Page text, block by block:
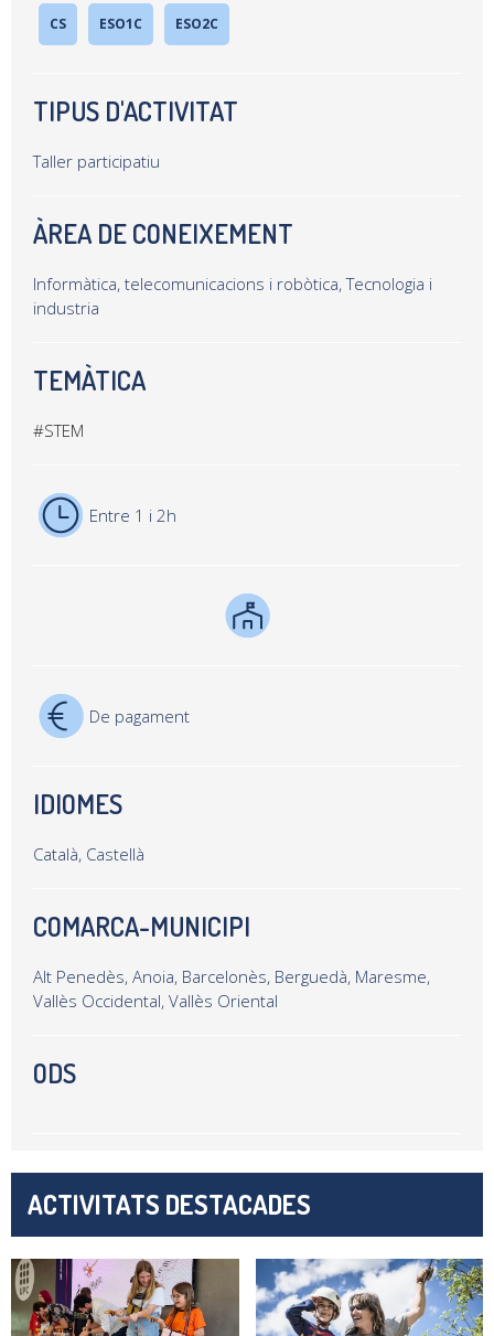
CS ESO1C ESO2C
TIPUS D'ACTIVITAT
Taller participatiu
ÀREA DE CONEIXEMENT
Informàtica, telecomunicacions i robòtica, Tecnologia i
industria
TEMÀTICA
#STEM
Entre 1 i 2h
De pagament
IDIOMES
Català, Castellà
COMARCA-MUNICIPI
Alt Penedès, Anoia, Barcelonès, Berguedà, Maresme,
Vallès Occidental, Vallès Oriental
ODS
ACTIVITATS DESTACADES